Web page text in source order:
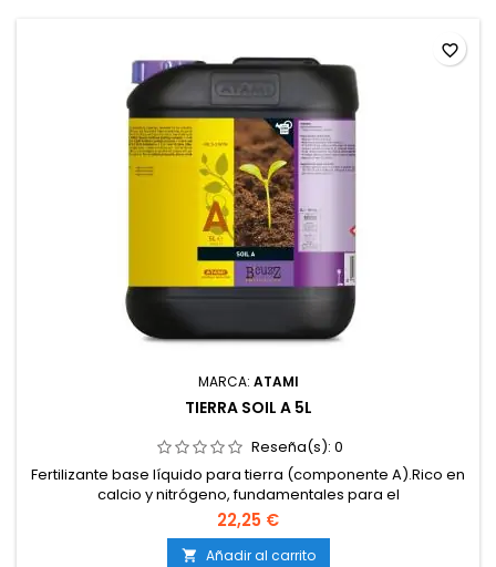
MARCA: ATAMI
TIERRA SOIL A 5L
Reseña(s): 0
Fertilizante base líquido para tierra (componente A).Rico en
calcio y nitrógeno, fundamentales para el
crecimiento.Asegura tallos fuertes, raíces sanas y hojas
verdes.Debe usarse siempre en combinación con Tierra Soil
B.Apto para todo el ciclo del cultivo.
22,25 €
 Añadir al carrito
favorite_border